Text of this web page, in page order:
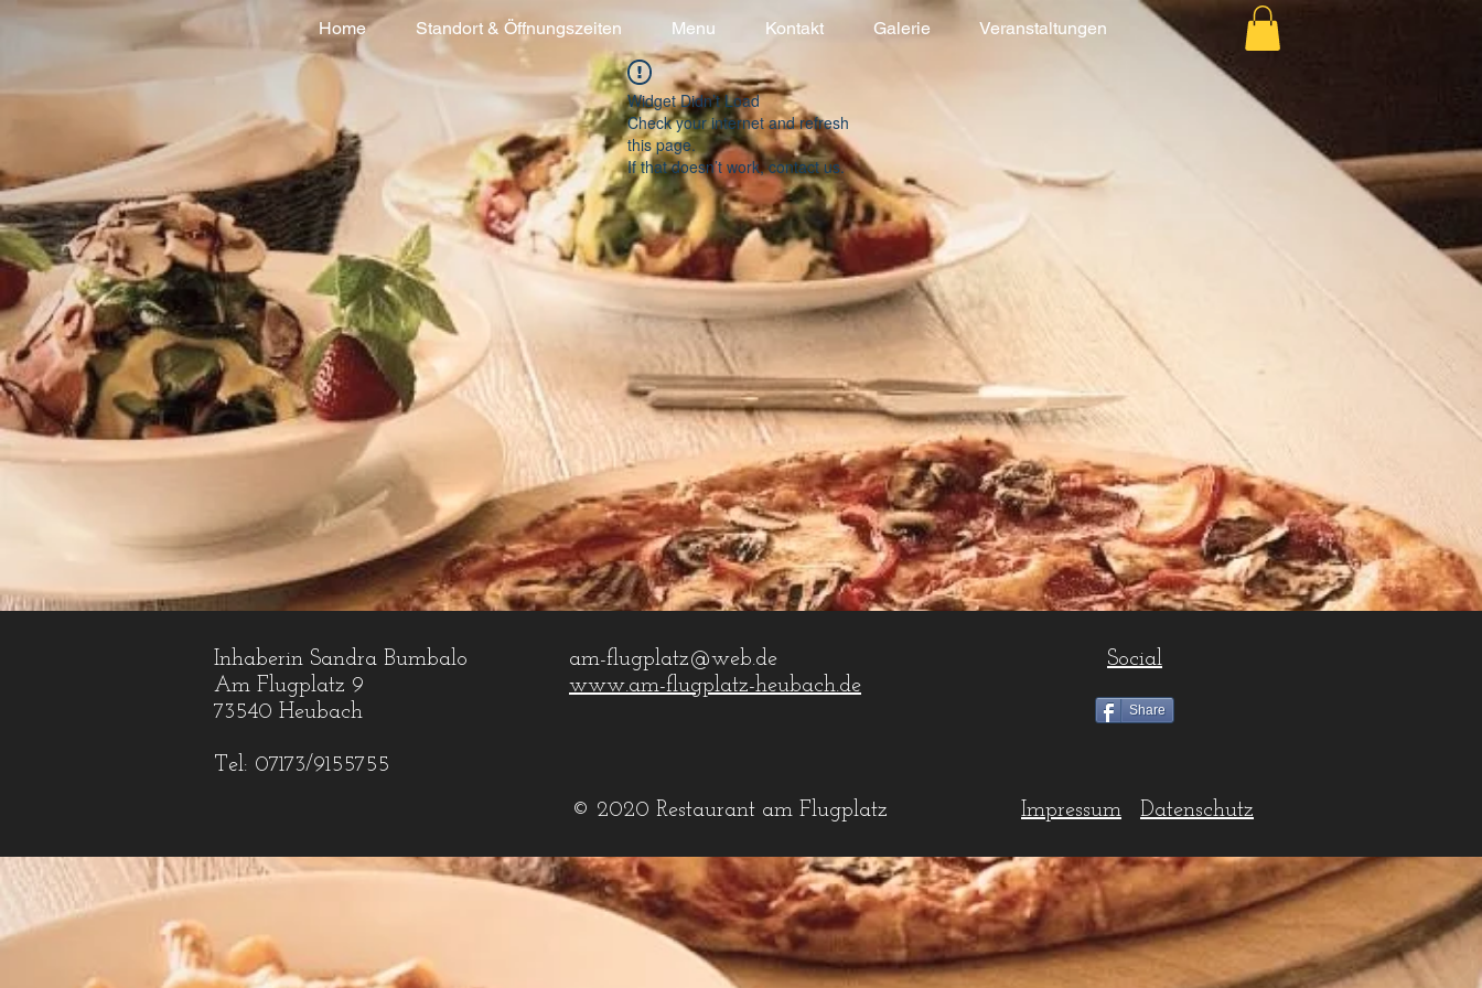
Home Standort & Öffnungszeiten Menu Kontakt Galerie Veranstaltungen
Widget Didn’t Load
Check your internet and refresh
this page.
If that doesn’t work, contact us.
Inhaberin Sandra Bumbalo
Am Flugplatz 9
73540 Heubach
Tel: 07173/9155755
am-flugplatz@web.de
www.am-flugplatz-heubach.de
Social
Share
© 2020 Restaurant am Flugplatz Impressum Datenschutz